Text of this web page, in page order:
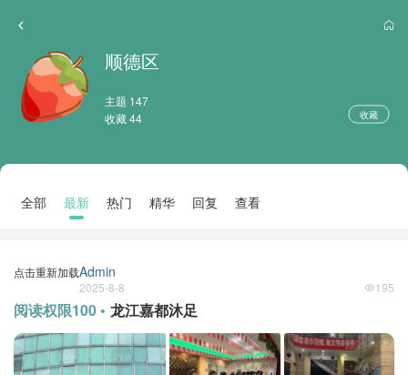
顺德区
主题 147
收藏 44
收藏
全部 最新 热门 精华 回复 查看
点击重新加载Admin
2025-8-8 195
阅读权限100 • 龙江嘉都沐足